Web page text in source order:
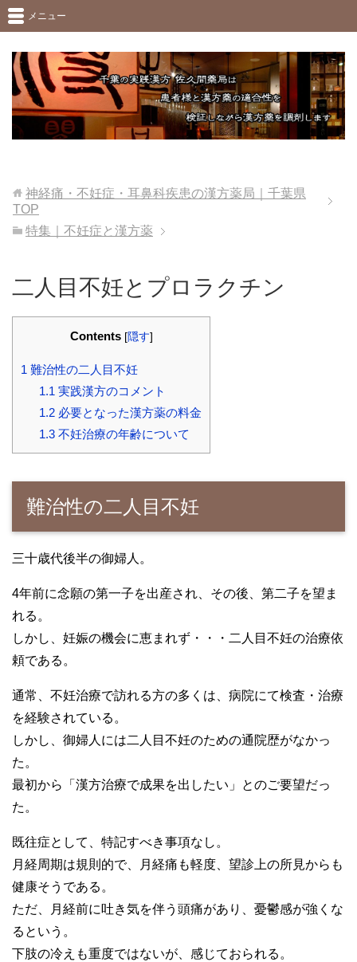
メニュー
神経痛・不妊症・耳鼻科疾患の漢方薬局｜千葉県
TOP
特集｜不妊症と漢方薬
二人目不妊とプロラクチン
Contents [隠す]
1 難治性の二人目不妊
1.1 実践漢方のコメント
1.2必要となった漢方薬の料金
1.3不妊治療の年齢について
難治性の二人目不妊
三十歳代後半の御婦人。
4年前に念願の第一子を出産され、その後、第二子を望ま
れる。
しかし、妊娠の機会に恵まれず・・・二人目不妊の治療依
頼である。
通常、不妊治療で訪れる方の多くは、病院にて検査・治療
を経験されている。
しかし、御婦人には二人目不妊のための通院歴がなかっ
た。
最初から「漢方治療で成果を出したい」とのご要望だっ
た。
既往症として、特記すべき事項なし。
月経周期は規則的で、月経痛も軽度、望診上の所見からも
健康そうである。
ただ、月経前に吐き気を伴う頭痛があり、憂鬱感が強くな
るという。
下肢の冷えも重度ではないが、感じておられる。